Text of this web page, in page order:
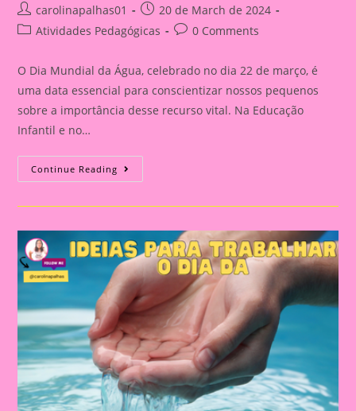
Post
author:
carolinapalhas01
Post
published:
20 de March de 2024
PostAtividades Pedagógicas
Post0 Comments
O Dia Mundial da Água, celebrado no dia 22 de março, é
uma data essencial para conscientizar nossos pequenos
sobre a importância desse recurso vital. Na Educação
Infantil e no…
Continue Reading Sugestões
De
Para
Tema
Água|A
Importância
De
Trabalhar
O
Dia
Da
Água
Na
Educação
Infantil
E
No
Ensino
Fundamental